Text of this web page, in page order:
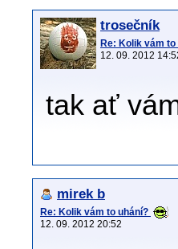
trosečník
Re: Kolik vám to
12. 09. 2012
tak ať
mirek b
Re: Kolik vám to uhání?
12. 09. 2012 20:52